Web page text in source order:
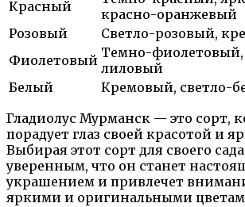
Красный
красно-оранжевый
Розовый
Светло-розовый,
Фиолетовый Темно-
лиловый
Белый
Кремовый, светло-
Гладиолус Мурманск — это сорт,
порадует глаз своей красотой и
Выбирая этот сорт для своего
уверенным, что он станет
украшением и привлечет
яркими и оригинальными